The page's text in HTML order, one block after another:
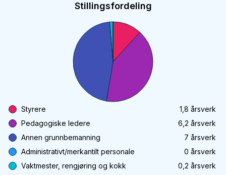
Stillingsfordeling
Styrere 1,8 årsverk
Pedagogiske ledere
6,2 årsverk
Annen grunnbemanning
7 årsverk
Administrativt/merkantilt personale
0 årsverk
Vaktmester, rengjøring og kokk
0,2 årsverk